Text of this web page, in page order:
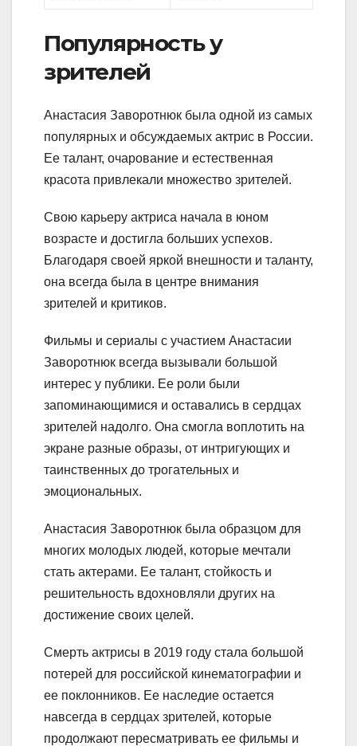
Популярность у
зрителей
Анастасия Заворотнюк была одной из самых
популярных и обсуждаемых актрис в России.
Ее талант, очарование и естественная
красота привлекали множество зрителей.
Свою карьеру актриса начала в юном
возрасте и достигла больших успехов.
Благодаря своей яркой внешности и таланту,
она всегда была в центре внимания
зрителей и критиков.
Фильмы и сериалы с участием Анастасии
Заворотнюк всегда вызывали большой
интерес у публики. Ее роли были
запоминающимися и оставались в сердцах
зрителей надолго. Она смогла воплотить на
экране разные образы, от интригующих и
таинственных до трогательных и
эмоциональных.
Анастасия Заворотнюк была образцом для
многих молодых людей, которые мечтали
стать актерами. Ее талант, стойкость и
решительность вдохновляли других на
достижение своих целей.
Смерть актрисы в 2019 году стала большой
потерей для российской кинематографии и
ее поклонников. Ее наследие остается
навсегда в сердцах зрителей, которые
продолжают пересматривать ее фильмы и